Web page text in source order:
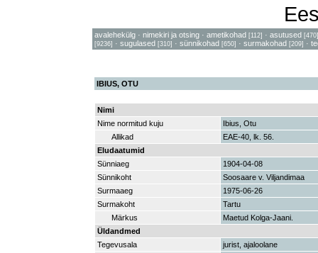
avalehekülg · nimekiri ja otsing · ametikohad [112] · asutused [470]
[9236] · sugulased [310] · sünnikohad [650] · surmakohad [209] ·
IBIUS, OTU
Nimi
Nime normitud kuju
Ibius, Otu
Allikad
EAE-40, lk. 56.
Eludaatumid
Sünniaeg
1904-04-08
Sünnikoht
Soosaare v. Viljandimaa
Surmaaeg
1975-06-26
Surmakoht
Tartu
Märkus
Maetud Kolga-Jaani.
Üldandmed
Tegevusala
jurist, ajaloolane